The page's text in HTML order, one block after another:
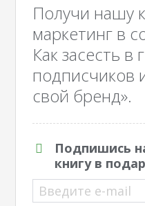
Получи нашу
маркетинг в
Как засесть в
подписчиков
свой бренд».
Подпишись
книгу в
Введите e-mail